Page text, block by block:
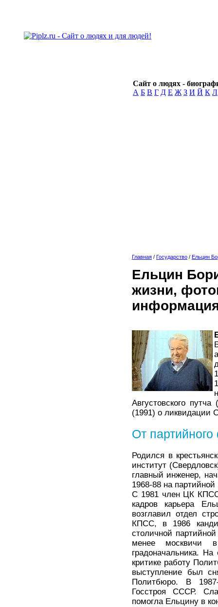
Сайт о людях -
А Б В Г Д Е Ж З И Й К Л
Главная / Государство / Ельцин
Ельцин
жизни,
Августовского
(1991) о ликвидации
От
Родился в
институт
главный инженер,
1968-88 на
С 1981 член ЦК
кадров карьера
возглавил отдел
КПСС, в 1986
столичной
менее москвичи
градоначальника.
критике работу
выступление был
Политбюро. В
Госстроя СССР.
помогла Ельцину в